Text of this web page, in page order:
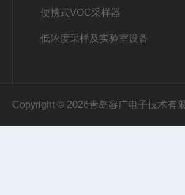
便携式VOC采样器
低浓度采样及实验室设备
Copyright © 2026青岛容广电子技术有